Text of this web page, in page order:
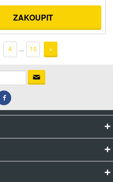
ZAKOUPIT
4 … 15 »